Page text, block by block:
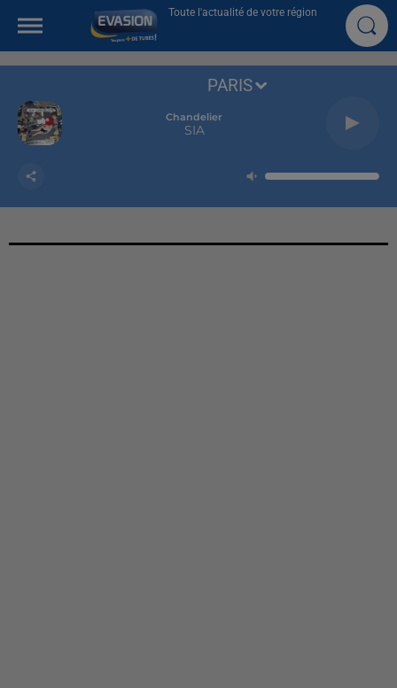
Toute l'actualité de votre région
Chandelier
SIA
PARIS